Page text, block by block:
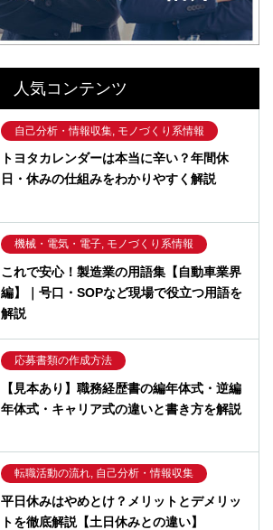
人気コンテンツ
自己分析・情報収集, モノづくり系情報
トヨタカレンダーは本当に辛い？年間休
日・休みの仕組みをわかりやすく解説
機械・電気・電子, モノづくり系情報
これで安心！製造業の用語集【自動車業界
編】｜号口・SOPなど現場で役立つ用語を
解説
応募書類の作成方法
【見本あり】職務経歴書の編年体式・逆編
年体式・キャリア式の違いと書き方を解説
転職活動の流れ, 自己分析・情報収集
平日休みはやめとけ？メリットとデメリッ
トを徹底解説【土日休みとの違い】